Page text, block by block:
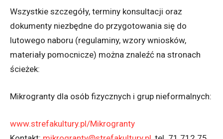
Wszystkie szczegóły, terminy konsultacji oraz
dokumenty niezbędne do przygotowania się do
lutowego naboru (regulaminy, wzory wniosków,
materiały pomocnicze) można znaleźć na stronach
ścieżek:
Mikrogranty dla osób fizycznych i grup nieformalnych:
www.strefakultury.pl/Mikrogranty